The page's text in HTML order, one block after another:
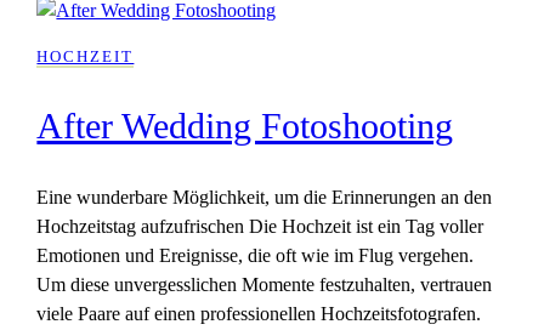
HOCHZEIT
After Wedding Fotoshooting
Eine wunderbare Möglichkeit, um die Erinnerungen an den
Hochzeitstag aufzufrischen Die Hochzeit ist ein Tag voller
Emotionen und Ereignisse, die oft wie im Flug vergehen.
Um diese unvergesslichen Momente festzuhalten, vertrauen
viele Paare auf einen professionellen Hochzeitsfotografen.